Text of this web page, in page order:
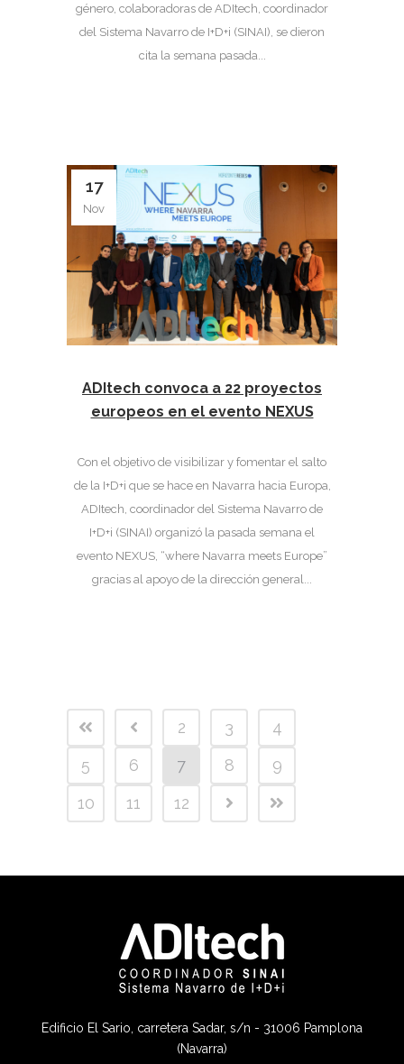
género, colaboradoras de ADItech, coordinador
del Sistema Navarro de I+D+i (SINAI), se dieron
cita la semana pasada...
17
Nov
ADItech convoca a 22 proyectos
europeos en el evento NEXUS
Con el objetivo de visibilizar y fomentar el salto
de la I+D+i que se hace en Navarra hacia Europa,
ADItech, coordinador del Sistema Navarro de
I+D+i (SINAI) organizó la pasada semana el
evento NEXUS, “where Navarra meets Europe”
gracias al apoyo de la dirección general...
2 3
4
5
6 7 8
9
10
11 12
Edificio El Sario, carretera Sadar, s/n - 31006 Pamplona
(Navarra)